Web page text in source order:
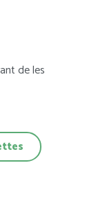
de les